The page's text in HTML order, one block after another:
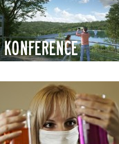
Konference